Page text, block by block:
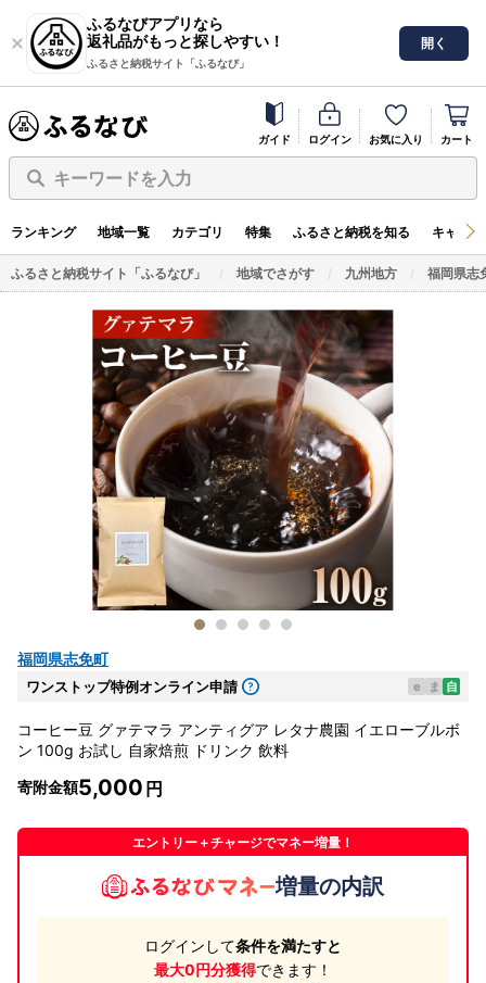
ふるなびアプリなら
返礼品がもっと探しやすい！
ふるさと納税サイト「ふるなび」
開く
ガイド ログイン お気に入り カート
キーワードを入力
ランキング 地域一覧 カテゴリ 特集 ふるさと納税を知る キャン
ふるさと納税サイト「ふるなび」 地域でさがす 九州地方 福岡県志
福岡県志免町
ワンストップ特例オンライン申請 e ま 自
コーヒー豆 グァテマラ アンティグア レタナ農園 イエローブルボ
ン 100g お試し 自家焙煎 ドリンク 飲料
寄附金額5,000
エントリー＋チャージでマネー増量！
増量の内訳
ログインして条件を満たすと
最大0円分獲得できます！